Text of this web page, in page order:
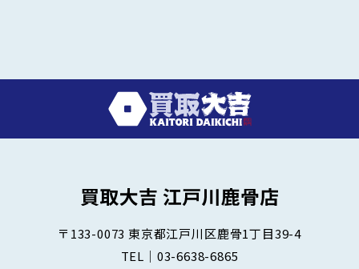
〒133-0073 東京都江戸川区鹿骨1丁目39-4
TEL｜ 03-6638-6865